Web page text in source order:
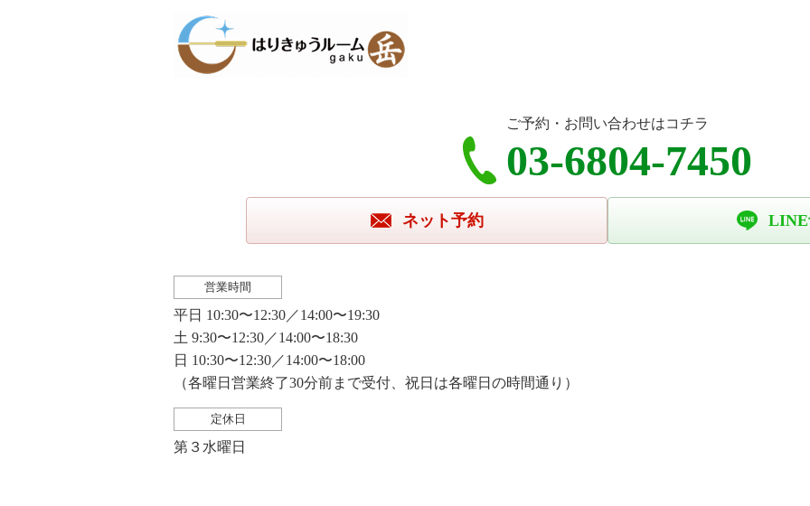
ご予約・お問い合わせはコチラ
03-6804-7450
ネット予約 LINE
営業時間
平日 10:30〜12:30／14:00〜19:30
土 9:30〜12:30／14:00〜18:30
日 10:30〜12:30／14:00〜18:00
（各曜日営業終了30分前まで受付、祝日は各曜日の時間通り）
定休日
第３水曜日